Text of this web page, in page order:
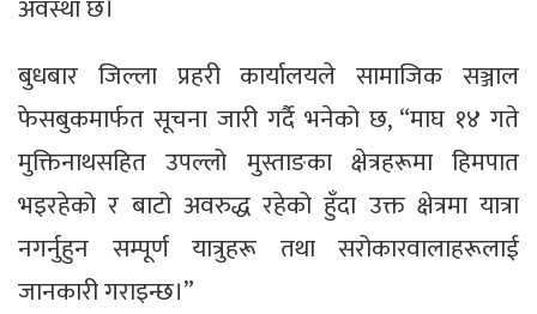
अवस्था छ।
बुधबार जिल्ला प्रहरी कार्यालयले सामाजिक सञ्जाल
फेसबुकमार्फत सूचना जारी गर्दै भनेको छ, “माघ १४ गते
मुक्तिनाथसहित उपल्लो मुस्ताङका क्षेत्रहरूमा हिमपात
भइरहेको र बाटो अवरुद्ध रहेको हुँदा उक्त क्षेत्रमा यात्रा
नगर्नुहुन सम्पूर्ण यात्रुहरू तथा सरोकारवालाहरूलाई
जानकारी गराइन्छ।”